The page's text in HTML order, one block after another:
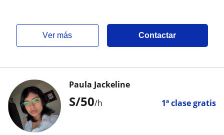
ver más Contactar
S/50/h 1ª clase gratis
Paula Jackeline